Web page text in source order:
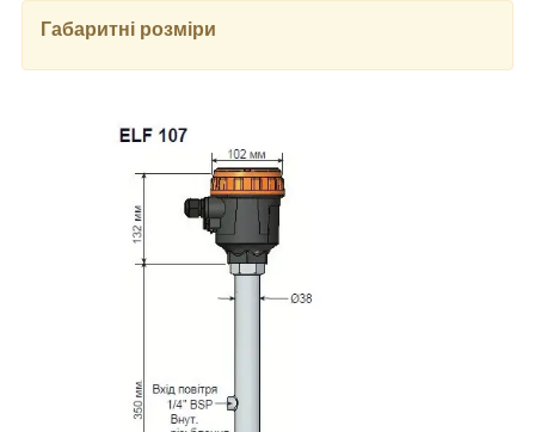
Габаритні розміри